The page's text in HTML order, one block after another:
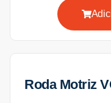
Roda Motriz